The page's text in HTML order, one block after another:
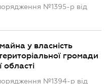
№1395-р від
у власність
громади
області
№1394-р від